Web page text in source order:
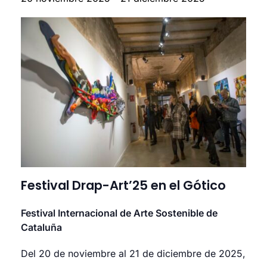
Festival Drap-Art’25 en el Gótico
Festival Internacional de Arte Sostenible de
Cataluña
Del 20 de noviembre al 21 de diciembre de 2025,